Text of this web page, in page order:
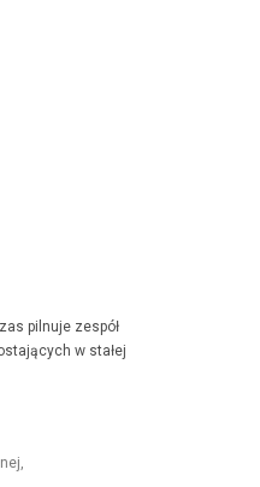
pil­nu­je zespół
w stałej